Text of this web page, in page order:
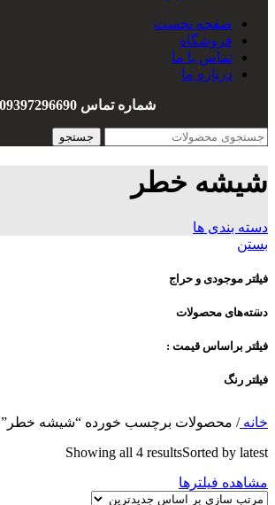
هندل
واشربندی
صفحه نخست
فروشگاه
تماس با ما
درباره ما
شماره تماس 09397296690
جستجو
شیشه خطر
دسته بندی ها
بستن
فیلتر موجودی و حراج
دسته‌های محصولات
فیلتر براساس قیمت :
فیلتر رنگ
خانه/ محصولات برچسب خورده “شیشه خطر”
Showing all 4 resultsSorted by latest
مشاهده فیلترها